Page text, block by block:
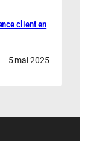
client en
5 mai 2025